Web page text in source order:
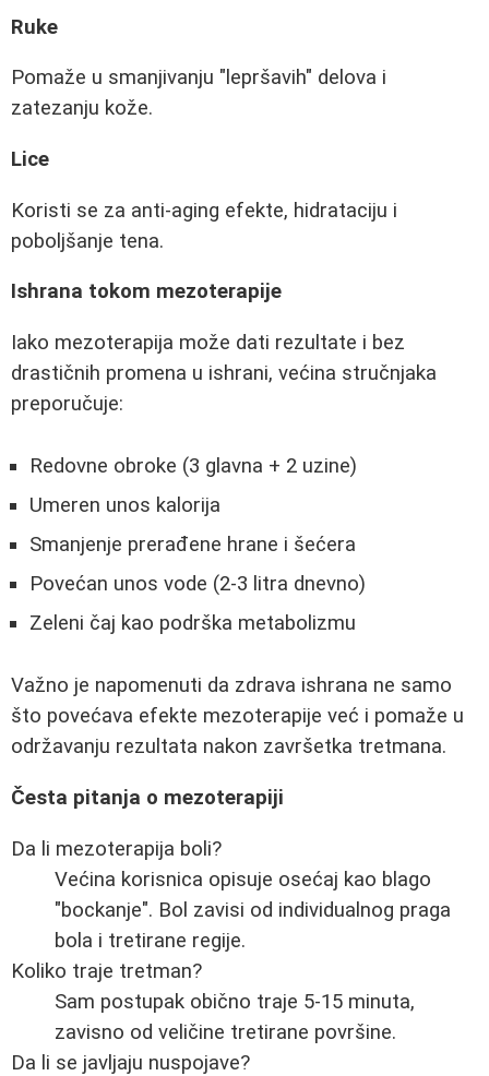
Ruke
Pomaže u smanjivanju "lepršavih" delova i
zatezanju kože.
Lice
Koristi se za anti-aging efekte, hidrataciju i
poboljšanje tena.
Ishrana tokom mezoterapije
Iako mezoterapija može dati rezultate i bez
drastičnih promena u ishrani, većina stručnjaka
preporučuje:
Redovne obroke (3 glavna + 2 uzine)
Umeren unos kalorija
Smanjenje prerađene hrane i šećera
Povećan unos vode (2-3 litra dnevno)
Zeleni čaj kao podrška metabolizmu
Važno je napomenuti da zdrava ishrana ne samo
što povećava efekte mezoterapije već i pomaže u
održavanju rezultata nakon završetka tretmana.
Česta pitanja o mezoterapiji
Da li mezoterapija boli?
Većina korisnica opisuje osećaj kao blago
"bockanje". Bol zavisi od individualnog praga
bola i tretirane regije.
Koliko traje tretman?
Sam postupak obično traje 5-15 minuta,
zavisno od veličine tretirane površine.
Da li se javljaju nuspojave?